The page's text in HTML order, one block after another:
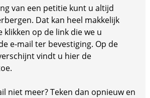
van een petitie kunt u altijd
Dat kan heel makkelijk
op de link die we u
e-mail ter bevestiging. Op de
vindt u hier de
niet meer? Teken dan opnieuw en